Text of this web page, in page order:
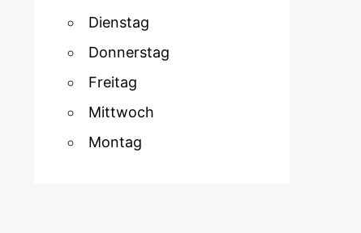
Dienstag
Donnerstag
Freitag
Mittwoch
Montag